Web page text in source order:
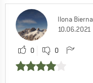
Ilona
10.06.2021
0 0